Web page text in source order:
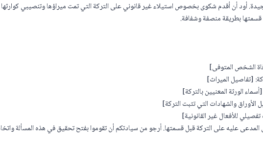
أود أن أقدم شكوى بخصوص استيلاء غير قانوني على التركة التي تمت ميراؤها وتنصيبي
بطريقة منصفة وشفافة.
الشخص المتوفى]
[تفاصيل الميراث]
الورثة المعنيين بالتركة]
الأوراق والشهادات التي تثبت التركة]
للأفعال غير القانونية]
عليه على التركة قبل قسمتها. أرجو من سيادتكم أن تقوموا بفتح تحقيق في هذه المسألة